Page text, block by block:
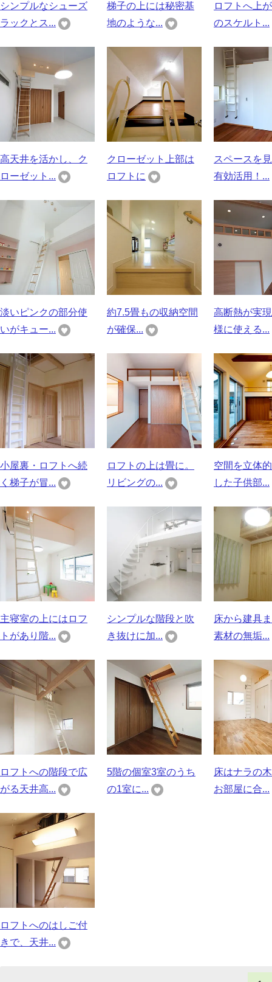
シンプルなシューズ
ラックとス...
梯子の上には秘密基
地のような...
ロフトへ上
のスケルト...
高天井を活かし、ク
ローゼット...
クローゼット上部は
ロフトに
スペースを
有効活用！...
淡いピンクの部分使
いがキュー...
約7.5畳もの収納空間
が確保...
高断熱が実
様に使える...
小屋裏・ロフトへ続
く梯子が冒...
ロフトの上は畳に。
リビングの...
空間を立体
した子供部...
主寝室の上にはロフ
トがあり階...
シンプルな階段と吹
き抜けに加...
床から建具
素材の無垢...
ロフトへの階段で広
がる天井高...
5階の個室3室のうち
の1室に...
床はナラの
お部屋に合...
ロフトへのはしご付
きで、天井...